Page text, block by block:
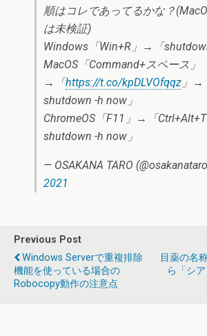
順はコレであってるかな？
は未検証)
Windows「Win+R」→「
MacOS「Command+スペース」
→「https://t.co/kpDLVOfqqz 」→
shutdown -h now」
ChromeOS「F11」→「
shutdown -h now」
— OSAKANA TARO
2021
Previous Post
Windows Serverで重複排除
機能を使っている場合の
Robocopy動作の注意点
目薬の名
ら「シ